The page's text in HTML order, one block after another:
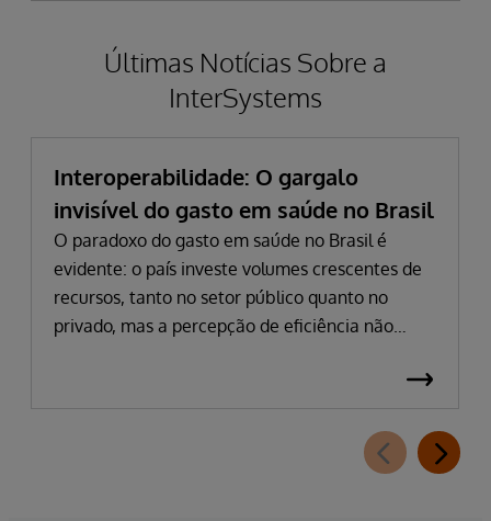
Últimas Notícias Sobre a
InterSystems
Interoperabilidade: O gargalo
invisível do gasto em saúde no Brasil
O paradoxo do gasto em saúde no Brasil é
evidente: o país investe volumes crescentes de
recursos, tanto no setor público quanto no
privado, mas a percepção de eficiência não
público atingiu 5,03% do PIB, impulsionado por
em termos nominais. Na saúde suplementar, a
pressão dos custos é intensificada pela inflação